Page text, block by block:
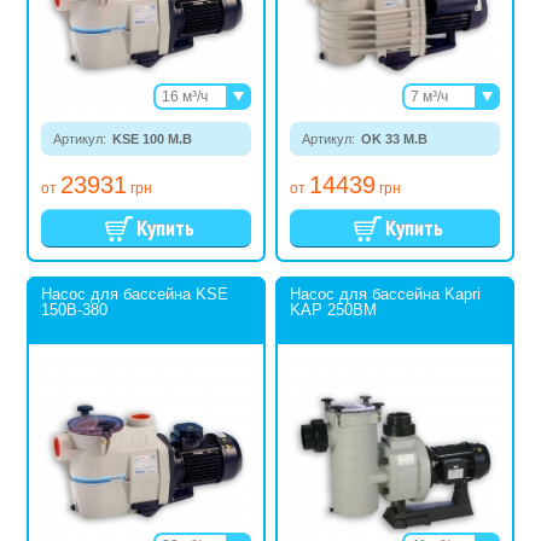
Артикул: KSE 100 M.B
от 23931 грн
16 м³/ч
26 м³/ч
Артикул: OK 33 M.B
от 14439 грн
7 м³/ч
11,9 м³/ч
17,2 м³/ч
Насос для бассейна KSE
150В-380
Насос для бассейна Kapri
KAP 250BM